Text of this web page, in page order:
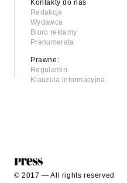
Kontakty do nas
Redakcja
Wydawca
Biuro reklamy
Prenumerata
Prawne:
Regulamin
Klauzula informacyjna
© 2017 — All rights reserved